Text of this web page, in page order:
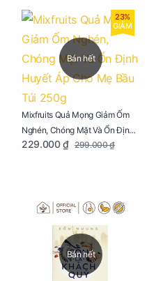
Bán hết
23%
GIẢM
Mixfruits Quả Mọng Giảm Ốm
Nghén, Chóng Mặt Và Ổn Định
Huyết Áp Cho Mẹ Bầu Túi 250g
229.000 ₫ 299.000 ₫
Bán hết